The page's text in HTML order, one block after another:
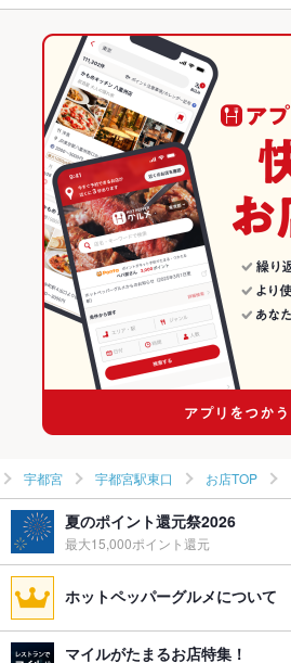
宇都宮駅 × 居酒屋
宇都宮駅 × 創作
ラーメン
ラーメン全般
宇都宮 × ラーメン
宇都宮 × ラーメン全般
宇都宮駅 × ラーメン
宇都宮駅 × ラーメン全般
宇都宮駅東口 × ラーメン
宇都宮駅東口 × ラーメン全般
栃木 × 居酒屋
栃木 × 創作
栃木 × ラーメン
栃木 × ラーメン全般
栃木のグルメランキング
栃木の居酒屋ランキング
宇都宮のグルメランキング
宇都宮の居酒屋ランキング
宇都宮駅東口のグルメランキング
宇都宮駅東口の居酒屋ランキング
宇都宮 宇都宮駅東口 お店TOP
夏のポイント還元祭2026
最大15,000ポイント還元
ホットペッパーグルメについて
マイルがたまるお店特集！